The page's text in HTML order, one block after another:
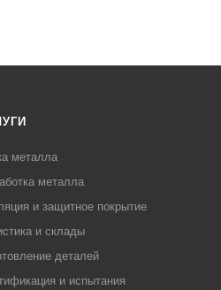
металла
металла
и защитное покрытие
и склады
деталей
и испытания